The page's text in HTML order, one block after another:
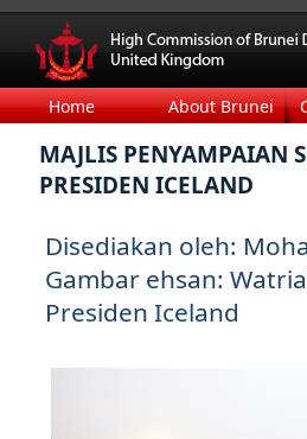
Home About Brunei
MAJLIS PENYAMPAIAN
PRESIDEN ICELAND
Disediakan oleh:
Gambar ehsan:
Presiden Iceland​